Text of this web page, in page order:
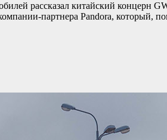
рассказал китайский концерн
партнера Pandora, который,